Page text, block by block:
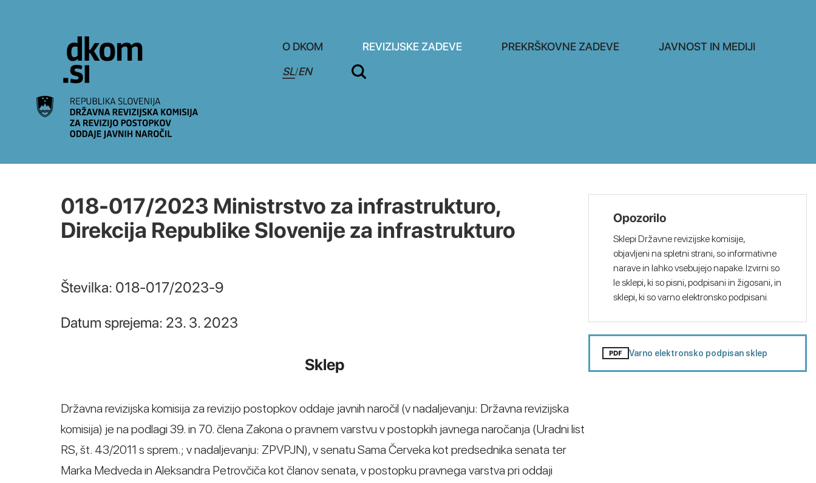
O DKOM REVIZIJSKE ZADEVE PREKRŠKOVNE ZADEVE
JAVNOST IN MEDIJI
SL/EN
018-017/2023 Ministrstvo za infrastrukturo,
Direkcija Republike Slovenije za infrastrukturo
Številka: 018-017/2023-9
Datum sprejema: 23. 3. 2023
Sklep
Državna revizijska komisija za revizijo postopkov oddaje javnih naročil (v nadaljevanju: Državna revizijska
komisija) je na podlagi 39. in 70. člena Zakona o pravnem varstvu v postopkih javnega naročanja (Uradni list
RS, št. 43/2011 s sprem.; v nadaljevanju: ZPVPJN), v senatu Sama Červeka kot predsednika senata ter
Marka Medveda in Aleksandra Petrovčiča kot članov senata, v postopku pravnega varstva pri oddaji
Opozorilo
Sklepi Državne revizijske komisije,
objavljeni na spletni strani, so informativne
narave in lahko vsebujejo napake. Izvirni so
le sklepi, ki so pisni, podpisani in žigosani, in
sklepi, ki so varno elektronsko podpisani.
Varno elektronsko podpisan sklep